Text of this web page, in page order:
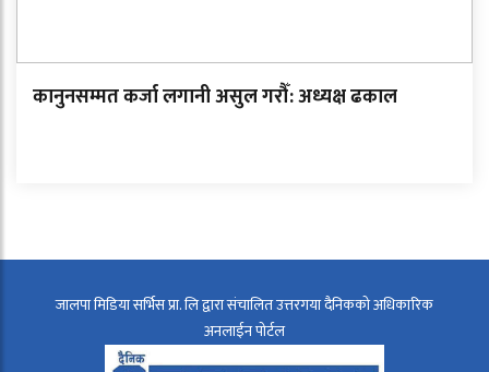
कानुनसम्मत कर्जा लगानी असुल गरौँ: अध्यक्ष ढकाल
जालपा मिडिया सर्भिस प्रा. लि द्वारा संचालित उत्तरगया दैनिकको अधिकारिक
अनलाईन पोर्टल